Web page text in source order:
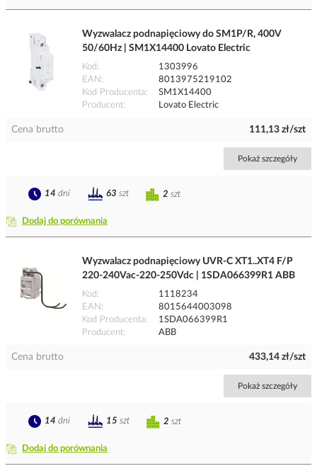
Wyzwalacz podnapięciowy do SM1P/R, 400V
50/60Hz | SM1X14400 Lovato Electric
Kod
1303996
EAN
8013975219102
Kod Producenta
SM1X14400
Producent
Lovato Electric
Cena brutto 111,13 zł/szt
Pokaż szczegóły
Dodaj do porównania
2 szt
14 dni 63 szt
Wyzwalacz podnapięciowy UVR-C XT1..XT4 F/P
220-240Vac-220-250Vdc | 1SDA066399R1 ABB
Kod
1118234
EAN
8015644003098
Kod Producenta
1SDA066399R1
Producent
ABB
Cena brutto 433,14 zł/szt
Pokaż szczegóły
Dodaj do porównania
2 szt
14 dni 15 szt